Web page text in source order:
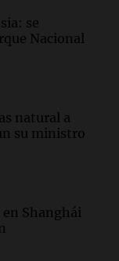
se
Nacional
natural a
su ministro
en Shanghái